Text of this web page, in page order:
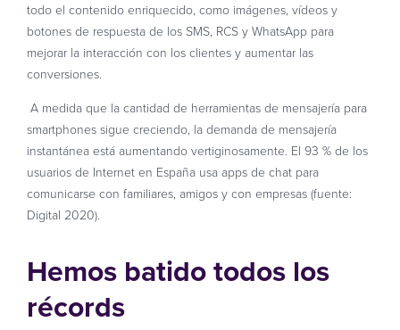
todo el contenido enriquecido, como imágenes, vídeos y
botones de respuesta de los SMS, RCS y WhatsApp para
mejorar la interacción con los clientes y aumentar las
conversiones.
A medida que la cantidad de herramientas de mensajería para
smartphones sigue creciendo, la demanda de mensajería
instantánea está aumentando vertiginosamente. El 93 % de los
usuarios de Internet en España usa apps de chat para
comunicarse con familiares, amigos y con empresas (fuente:
Digital 2020).
Hemos batido todos los
récords